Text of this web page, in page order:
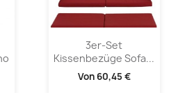
3er-Set
Kissenbezüge Sofa...
Von 60,45 €